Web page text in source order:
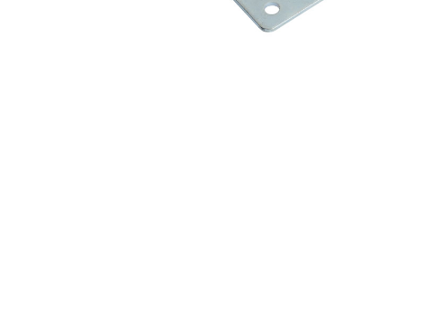
Premi invio per cercare o ESC per uscire